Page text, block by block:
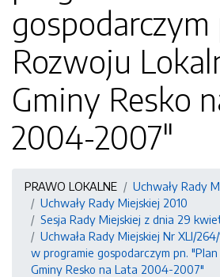
gospodarczym
Rozwoju
Gminy Resko
2004-2007"
PRAWO LOKALNE
Uchwały Rady
Uchwały Rady Miejskiej 2010
Sesja Rady Miejskiej z dnia 29
Uchwała Rady Miejskiej Nr XLI/
w programie gospodarczym pn.
Gminy Resko na Lata 2004-2007"